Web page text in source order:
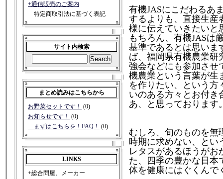
+通信販売のご案内
特定商取引法に基づく表記
サイト内検索
まとめ読みはこちらから
お野菜セットです！ (0)
お知らせです！ (0)
まずはこちらを！FAQ！ (0)
LINKS
+総合問屋、メーカー
有機JASにこだわるあ
するよりも、直接生産
様に伝えていきたいと
もちろん、有機JASは
基準であるとは思いま
ば、福岡県有機農業研
強会などにも参加させ
機農業という言葉が生
を作りたい、という方
いのある方々とお付き
あ、と思っております
むしろ、旬のものを無
時期に求めない、とい
レタスがあるほうがお
た、四季の豊かな日本
体を健康にはぐくんで